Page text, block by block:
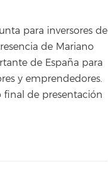
para inversores de
de Mariano
de España para
y emprendedores.
final de presentación